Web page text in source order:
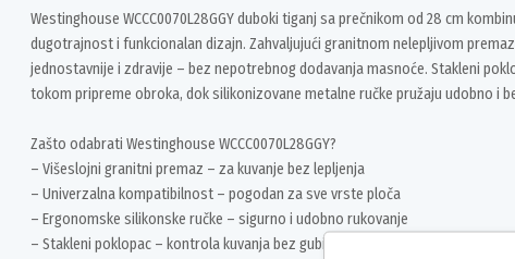
Westinghouse WCCC0070L28GGY duboki tiganj sa prečnikom od 28 cm
dugotrajnost i funkcionalan dizajn. Zahvaljujući granitnom nelepljivom
jednostavnije i zdravije – bez nepotrebnog dodavanja masnoće. Stakleni
tokom pripreme obroka, dok silikonizovane metalne ručke pružaju udobno i
Zašto odabrati Westinghouse WCCC0070L28GGY?
– Višeslojni granitni premaz – za kuvanje bez lepljenja
– Univerzalna kompatibilnost – pogodan za sve vrste ploča
– Ergonomske silikonske ručke – sigurno i udobno rukovanje
– Stakleni poklopac – kontrola kuvanja bez gubitka toplote